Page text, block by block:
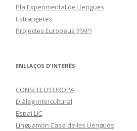
Pla Experimental de Llengües
Estrangeres
Projectes Europeus (PAP)
ENLLAÇOS D'INTERÈS
CONSELL D’EUROPA
Diàleg Intercultural
Espai LIC
Linguamón Casa de les Llengües